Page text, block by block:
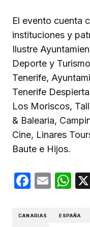
El evento cuenta
instituciones y
Ilustre
Deporte y
Tenerife,
Tenerife
Los Moriscos,
& Balearia,
Cine, Linares
Baute e Hijos.
Email
CANARIAS ESPAÑA